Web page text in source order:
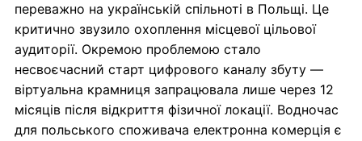
переважно на українській спільноті в Польщі. Це
критично звузило охоплення місцевої цільової
аудиторії. Окремою проблемою стало
несвоєчасний старт цифрового каналу збуту —
віртуальна крамниця запрацювала лише через 12
місяців після відкриття фізичної локації. Водночас
для польського споживача електронна комерція є